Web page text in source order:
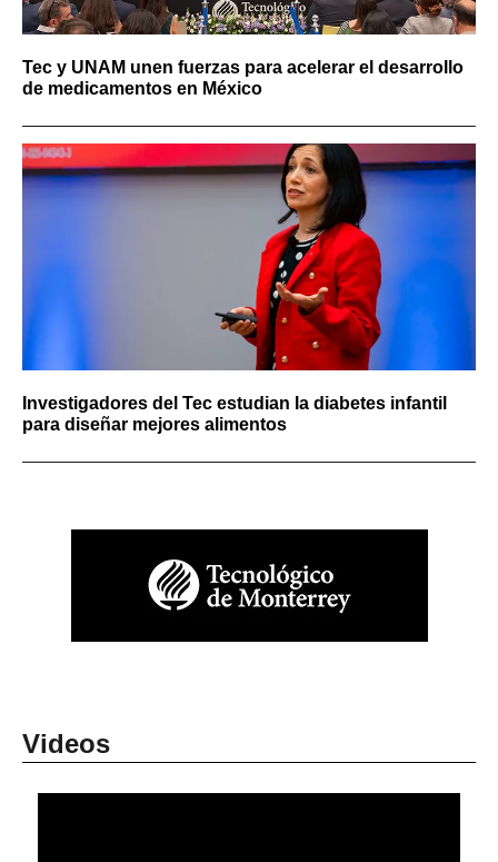
Tec y UNAM unen fuerzas para acelerar el desarrollo
de medicamentos en México
Investigadores del Tec estudian la diabetes infantil
para diseñar mejores alimentos
Videos